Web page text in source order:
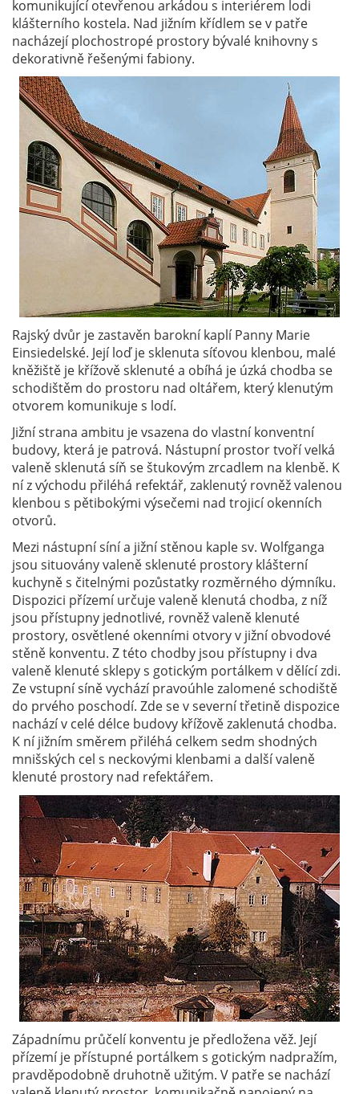
komunikující otevřenou arkádou s interiérem lodi
klášterního kostela. Nad jižním křídlem se v patře
nacházejí plochostropé prostory bývalé knihovny s
dekorativně řešenými fabiony.
Rajský dvůr je zastavěn barokní kaplí Panny Marie
Einsiedelské. Její loď je sklenuta síťovou klenbou, malé
kněžiště je křížově sklenuté a obíhá je úzká chodba se
schodištěm do prostoru nad oltářem, který klenutým
otvorem komunikuje s lodí.
Jižní strana ambitu je vsazena do vlastní konventní
budovy, která je patrová. Nástupní prostor tvoří velká
valeně sklenutá síň se štukovým zrcadlem na klenbě. K
ní z východu přiléhá refektář, zaklenutý rovněž valenou
klenbou s pětibokými výsečemi nad trojicí okenních
otvorů.
Mezi nástupní síní a jižní stěnou kaple sv. Wolfganga
jsou situovány valeně sklenuté prostory klášterní
kuchyně s čitelnými pozůstatky rozměrného dýmníku.
Dispozici přízemí určuje valeně klenutá chodba, z níž
jsou přístupny jednotlivé, rovněž valeně klenuté
prostory, osvětlené okenními otvory v jižní obvodové
stěně konventu. Z této chodby jsou přístupny i dva
valeně klenuté sklepy s gotickým portálkem v dělící zdi.
Ze vstupní síně vychází pravoúhle zalomené schodiště
do prvého poschodí. Zde se v severní třetině dispozice
nachází v celé délce budovy křížově zaklenutá chodba.
K ní jižním směrem přiléhá celkem sedm shodných
mnišských cel s neckovými klenbami a další valeně
klenuté prostory nad refektářem.
Západnímu průčelí konventu je předložena věž. Její
přízemí je přístupné portálkem s gotickým nadpražím,
pravděpodobně druhotně užitým. V patře se nachází